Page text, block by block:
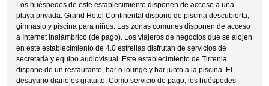
Los huéspedes de este establecimiento disponen de acceso a una
playa privada. Grand Hotel Continental dispone de piscina descubierta,
gimnasio y piscina para niños. Las zonas comunes disponen de acceso
a Internet inalámbrico (de pago). Los viajeros de negocios que se alojen
en este establecimiento de 4.0 estrellas disfrutan de servicios de
secretaría y equipo audiovisual. Este establecimiento de Tirrenia
dispone de un restaurante, bar o lounge y bar junto a la piscina. El
desayuno diario es gratuito. Como servicio de pago, los huéspedes